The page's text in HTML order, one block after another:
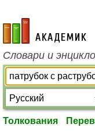
academic.ru
Словари и
Толкования